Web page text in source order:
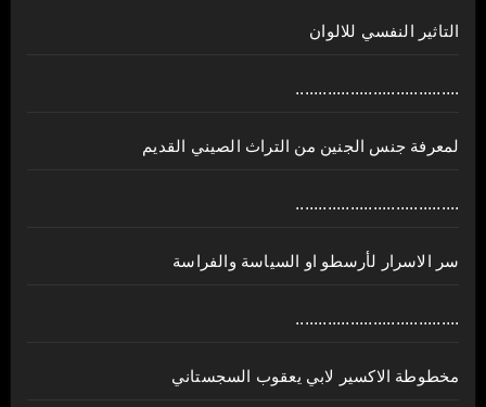
التاثير النفسي للالوان
....................................
لمعرفة جنس الجنين من التراث الصيني القديم
....................................
سر الاسرار لأرسطو او السياسة والفراسة
....................................
مخطوطة الاكسير لابي يعقوب السجستاني